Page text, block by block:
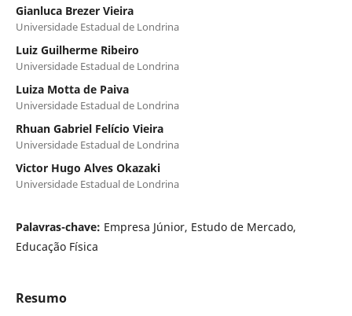
Gianluca Brezer Vieira
Universidade Estadual de Londrina
Luiz Guilherme Ribeiro
Universidade Estadual de Londrina
Luiza Motta de Paiva
Universidade Estadual de Londrina
Rhuan Gabriel Felício Vieira
Universidade Estadual de Londrina
Victor Hugo Alves Okazaki
Universidade Estadual de Londrina
Palavras-chave: Empresa Júnior, Estudo de Mercado,
Educação Física
Resumo